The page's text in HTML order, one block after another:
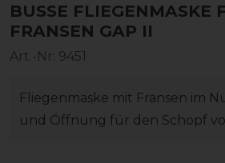
BUSSE FLIEGENMASKE
FRANSEN GAP II
Art.-Nr: 9451
Fliegenmaske mit Fransen im
und Öffnung für den Schopf